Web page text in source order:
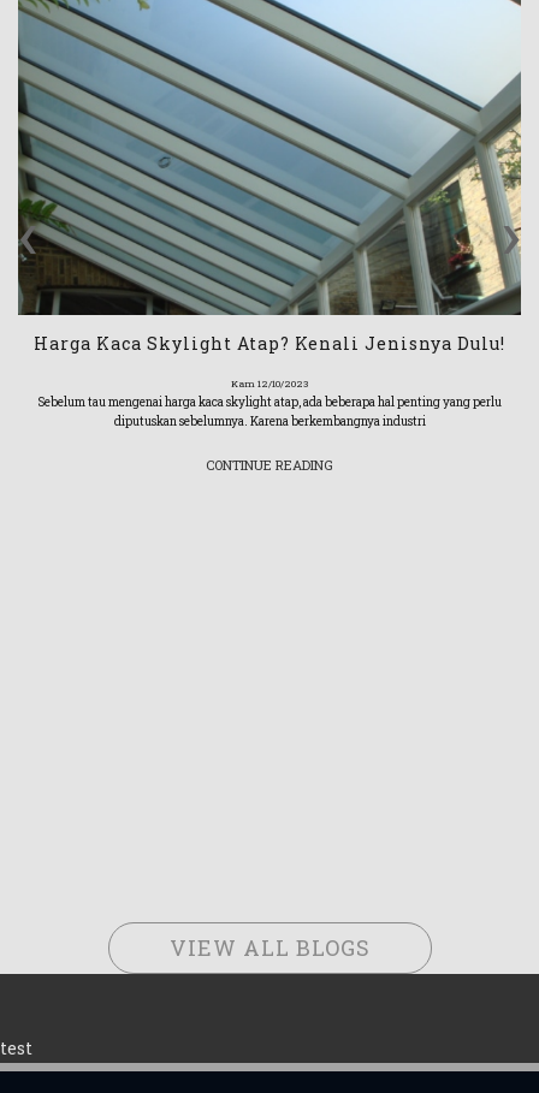
Harga Kaca Skylight Atap? Kenali Jenisnya Dulu!
Kam 12/10/2023
Sebelum tau mengenai harga kaca skylight atap, ada beberapa hal penting yang perlu
diputuskan sebelumnya. Karena berkembangnya industri
CONTINUE READING
‹ ›
VIEW ALL BLOGS
test